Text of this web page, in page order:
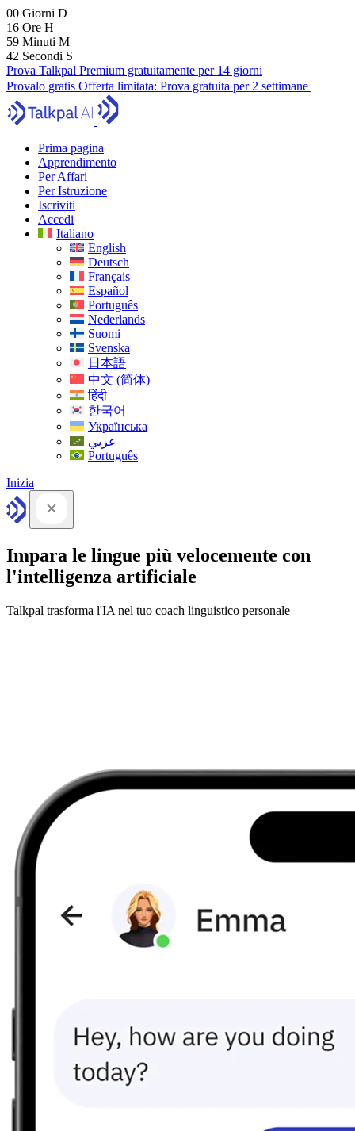
00 Giorni D
16 Ore H
59 Minuti M
41 Secondi S
Prova Talkpal Premium gratuitamente per 14 giorni
Provalo gratis Offerta limitata: Prova gratuita per 2 settimane
Prima pagina
Apprendimento
Per Affari
Per Istruzione
Iscriviti
Accedi
Italiano
English
Deutsch
Français
Español
Português
Nederlands
Suomi
Svenska
日本語
中文 (简体)
हिंदी
한국어
Українська
عربي
Português
Inizia
Impara le lingue più velocemente con
l'intelligenza artificiale
Talkpal trasforma l'IA nel tuo coach linguistico personale